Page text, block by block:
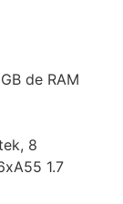
de RAM
8
1.7